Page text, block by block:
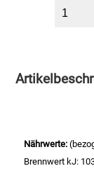
Essig
Fertiggerichte
Nährwerte:
Brennwert kJ: